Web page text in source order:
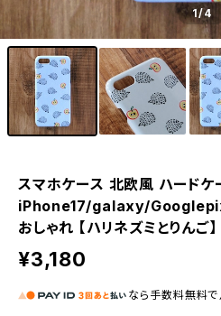
1/4
スマホケース 北欧風 ハードケ
iPhone17/galaxy/
おしゃれ 【ハリネズミとりん
¥3,180
なら 手数料無料で